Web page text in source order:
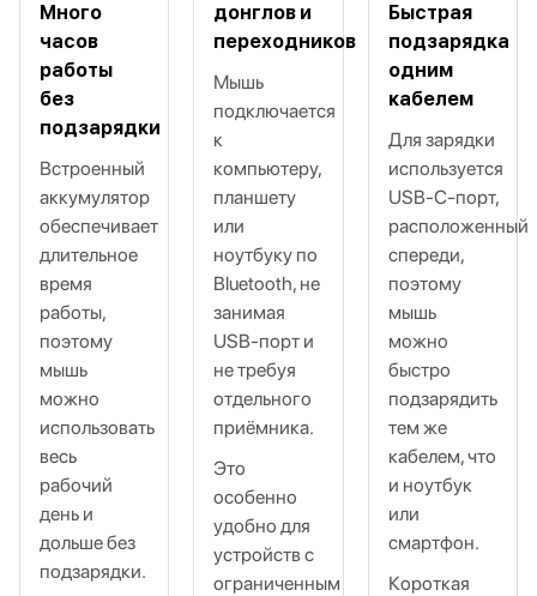
Много
часов
работы
без
подзарядки
Встроенный
аккумулятор
обеспечивает
длительное
время
работы,
поэтому
мышь
можно
использовать
весь
рабочий
день и
дольше без
подзарядки.
донглов и
переходников
Мышь
подключается
к
компьютеру,
планшету
или
ноутбуку по
Bluetooth, не
занимая
USB‑порт и
не требуя
отдельного
приёмника.
Это
особенно
удобно для
устройств с
ограниченным
Быстрая
подзарядка
одним
кабелем
Для зарядки
используется
USB‑C‑порт,
расположенный
спереди,
поэтому
мышь
можно
быстро
подзарядить
тем же
кабелем, что
и ноутбук
или
смартфон.
Короткая